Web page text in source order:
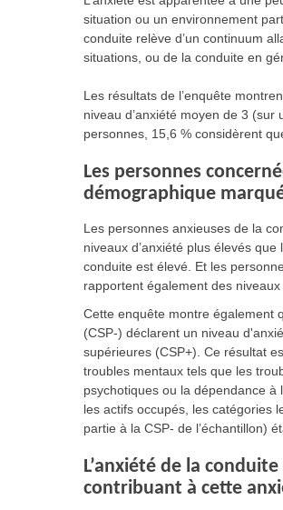
situation ou un environnement
conduite relève d’un continuum
situations, ou de la conduite en
Les résultats de l’enquête
niveau d’anxiété moyen de 3
personnes, 15,6 % considèrent
Les personnes
démographique
Les personnes anxieuses de la
niveaux d’anxiété plus élevés
conduite est élevé. Et les
rapportent également des niveaux
Cette enquête montre également
(CSP-) déclarent un niveau
supérieures (CSP+). Ce résultat
troubles mentaux tels que les
psychotiques ou la dépendance
les actifs occupés, les catégories
partie à la CSP- de l’échantillon)
L’anxiété de la
contribuant à cette